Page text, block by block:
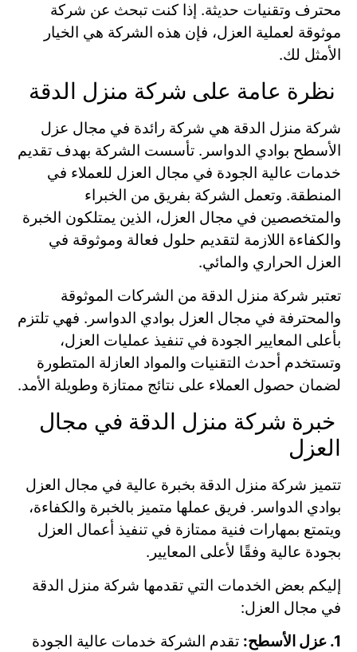
محترف وتقنيات حديثة. إذا كنت تبحث عن شركة
موثوقة لعملية العزل، فإن هذه الشركة هي الخيار
الأمثل لك.
نظرة عامة على شركة منزل الدقة
شركة منزل الدقة هي شركة رائدة في مجال عزل
الأسطح بوادي الدواسر. تأسست الشركة بهدف تقديم
خدمات عالية الجودة في مجال العزل للعملاء في
المنطقة. وتعمل الشركة بفريق من الخبراء
والمتخصصين في مجال العزل، الذين يمتلكون الخبرة
والكفاءة اللازمة لتقديم حلول فعالة وموثوقة في
العزل الحراري والمائي.
تعتبر شركة منزل الدقة من الشركات الموثوقة
والمحترفة في مجال العزل بوادي الدواسر. فهي تلتزم
بأعلى المعايير الجودة في تنفيذ عمليات العزل،
وتستخدم أحدث التقنيات والمواد العازلة المتطورة
لضمان حصول العملاء على نتائج ممتازة وطويلة الأمد.
خبرة شركة منزل الدقة في مجال
العزل
تتميز شركة منزل الدقة بخبرة عالية في مجال العزل
بوادي الدواسر. فريق عملها متميز بالخبرة والكفاءة،
ويتمتع بمهارات فنية ممتازة في تنفيذ أعمال العزل
بجودة عالية وفقًا لأعلى المعايير.
إليكم بعض الخدمات التي تقدمها شركة منزل الدقة
في مجال العزل:
1. عزل الأسطح:
تقدم الشركة خدمات عالية الجودة